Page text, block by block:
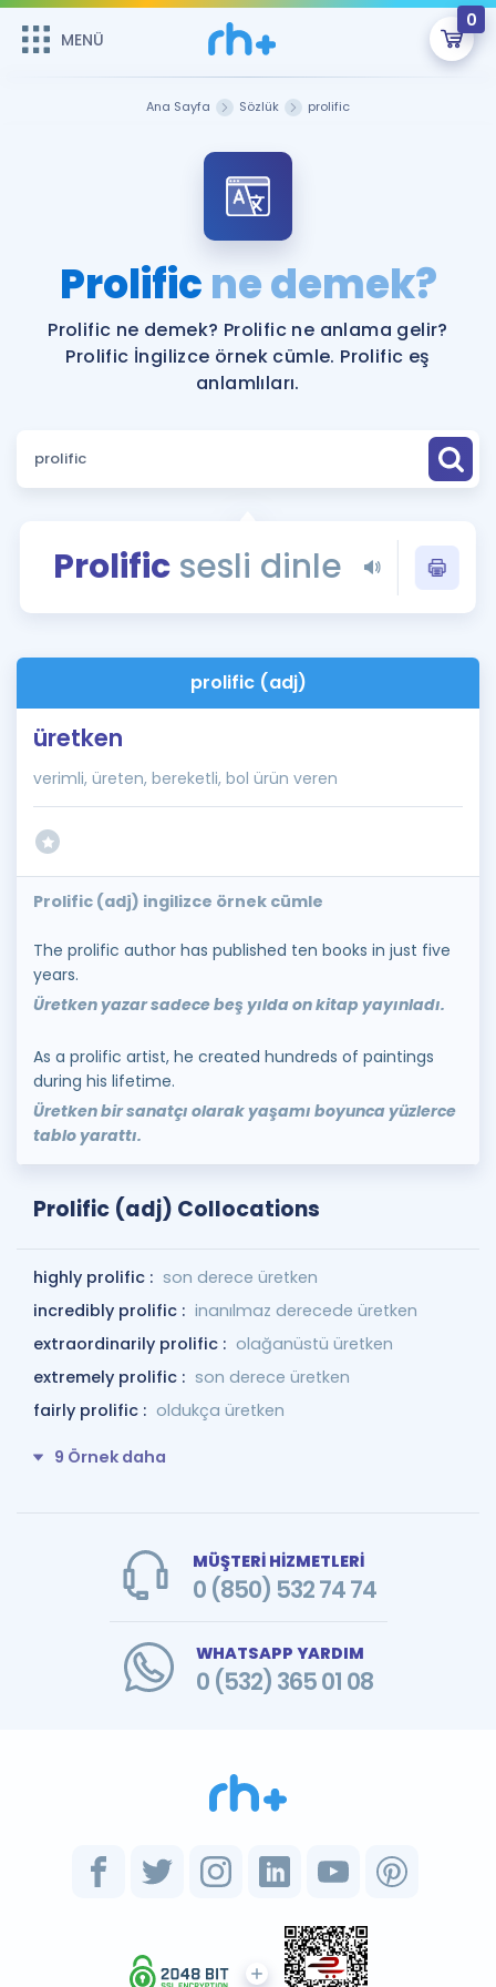
MENÜ
0
ÜYE DEĞİLİM
Sepetin Şu An Boş.
Remzi Hoca ile seni sınava hazırlayacak onlarca eğitim seni
bekliyor!
MENÜ
Faydalı Araçlar
Sözlük
Rehberlik Aracı
ÖSYM Sınav Takvimi
Kampanyalar
Blog
Hakkımızda
Ana Sayfa Sözlük prolific
Prolificne demek?
Prolific ne demek? Prolific ne anlama gelir?
Prolific İngilizce örnek cümle. Prolific eş
anlamlıları.
Prolificsesli dinle
prolific (adj)
üretken
verimli, üreten, bereketli, bol ürün veren
Prolific (adj) ingilizce örnek cümle
The prolific author has published ten books in just five
years.
Üretken yazar sadece beş yılda on kitap yayınladı.
As a prolific artist, he created hundreds of paintings
during his lifetime.
Üretken bir sanatçı olarak yaşamı boyunca yüzlerce
tablo yarattı.
Prolific (adj) Collocations
highly prolific : son derece üretken
incredibly prolific : inanılmaz derecede üretken
extraordinarily prolific : olağanüstü üretken
extremely prolific : son derece üretken
fairly prolific : oldukça üretken
9 Örnek daha
MÜŞTERİ HİZMETLERİ
0 (850) 532 74 74
WHATSAPP YARDIM
0 (532) 365 01 08